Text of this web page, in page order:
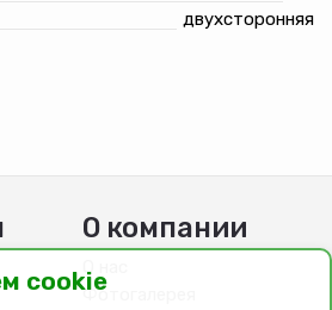
двухсторонняя
О компании
О нас
Фотогалерея
cookie